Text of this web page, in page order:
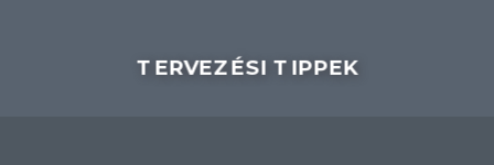
TERVEZÉSI TIPPEK